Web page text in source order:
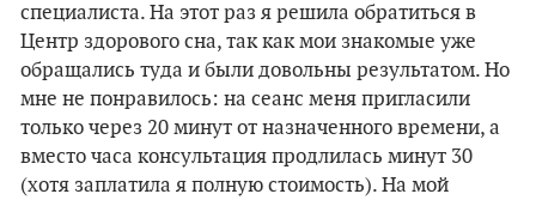
специалиста. На этот раз я решила обратиться в
Центр здорового сна, так как мои знакомые уже
обращались туда и были довольны результатом. Но
мне не понравилось: на сеанс меня пригласили
только через 20 минут от назначенного времени, а
вместо часа консультация продлилась минут 30
(хотя заплатила я полную стоимость). На мой